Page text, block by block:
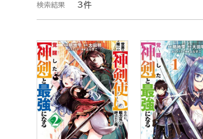
検索結果 3件